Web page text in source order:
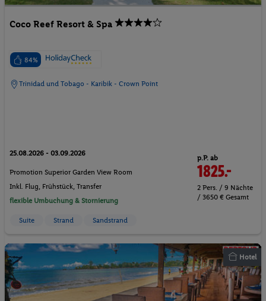
Coco Reef Resort & Spa
84%
Trinidad und Tobago - Karibik - Crown Point
25.08.2026 - 03.09.2026
Promotion Superior Garden View Room
Inkl. Flug, Frühstück, Transfer
flexible Umbuchung & Stornierung
p.P. ab
1825.-
2 Pers. / 9 Nächte
/ 3650 € Gesamt
Suite Strand Sandstrand
Hotel